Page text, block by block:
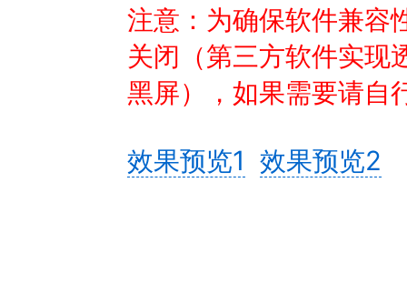
注意：为确保软件兼容
关闭（第三方软件实现
黑屏），如果需要请自
效果预览1 效果预览2